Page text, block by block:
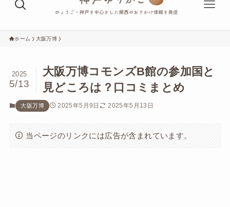
ホーム 大阪万博
大阪万博コモンズB館の参加国と
見どころは？口コミまとめ
2025
5/13
大阪万博 2025年5月9日 2025年5月13日
当ページのリンクには広告が含まれています。